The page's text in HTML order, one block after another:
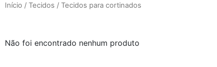
Início / Tecidos / Tecidos para cortinados
Não foi encontrado nenhum produto